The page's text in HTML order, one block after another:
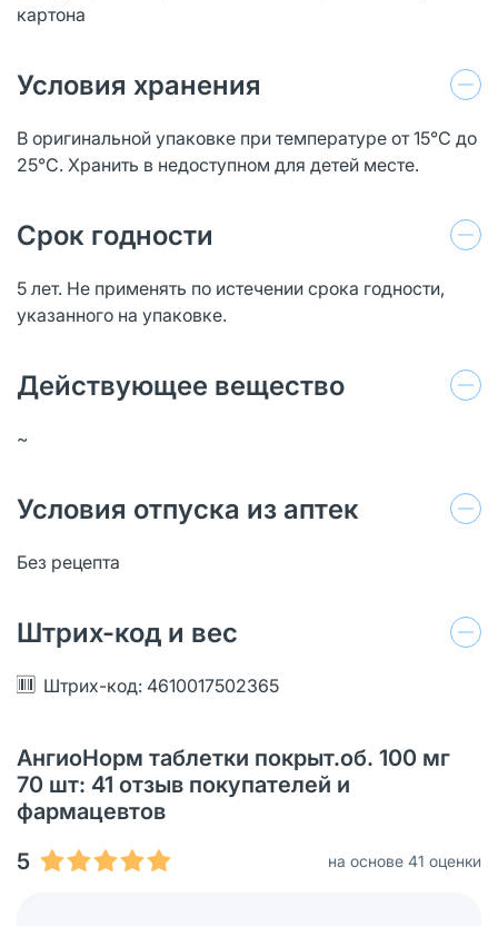
картона
Условия хранения
В оригинальной упаковке при температуре от 15°С до
25°С. Хранить в недоступном для детей месте.
Срок годности
5 лет. Не применять по истечении срока годности,
указанного на упаковке.
Действующее вещество
~
Условия отпуска из аптек
Без рецепта
Штрих-код и вес
Штрих-код: 4610017502365
АнгиоНорм таблетки покрыт.об. 100 мг
70 шт: 41 oтзыв покупателей и
фармацевтов
5
на основе 41 оценки